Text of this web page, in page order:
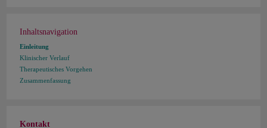
Inhaltsnavigation
Einleitung
Klinischer Verlauf
Therapeutisches Vorgehen
Zusammenfassung
Kontakt